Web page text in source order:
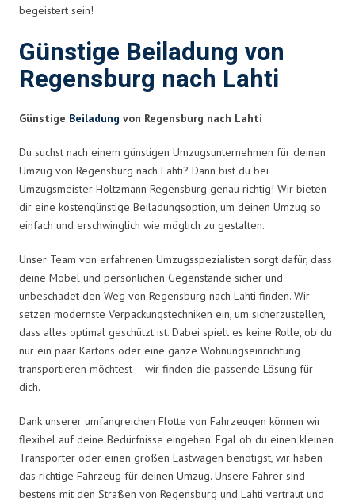
begeistert sein!
Günstige Beiladung von
Regensburg nach Lahti
Günstige Beiladung von Regensburg nach Lahti
Du suchst nach einem günstigen Umzugsunternehmen für deinen
Umzug von Regensburg nach Lahti? Dann bist du bei
Umzugsmeister Holtzmann Regensburg genau richtig! Wir bieten
dir eine kostengünstige Beiladungsoption, um deinen Umzug so
einfach und erschwinglich wie möglich zu gestalten.
Unser Team von erfahrenen Umzugsspezialisten sorgt dafür, dass
deine Möbel und persönlichen Gegenstände sicher und
unbeschadet den Weg von Regensburg nach Lahti finden. Wir
setzen modernste Verpackungstechniken ein, um sicherzustellen,
dass alles optimal geschützt ist. Dabei spielt es keine Rolle, ob du
nur ein paar Kartons oder eine ganze Wohnungseinrichtung
transportieren möchtest – wir finden die passende Lösung für
dich.
Dank unserer umfangreichen Flotte von Fahrzeugen können wir
flexibel auf deine Bedürfnisse eingehen. Egal ob du einen kleinen
Transporter oder einen großen Lastwagen benötigst, wir haben
das richtige Fahrzeug für deinen Umzug. Unsere Fahrer sind
bestens mit den Straßen von Regensburg und Lahti vertraut und